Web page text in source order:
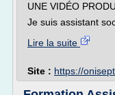
UNE VIDÉO
Je suis assistant
Lire la suite
Site : https://